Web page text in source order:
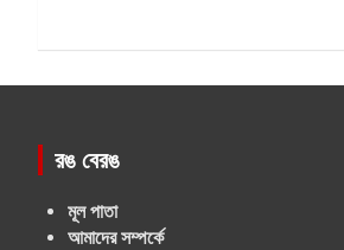
রঙ বেরঙ
মূল পাতা
আমাদের সম্পর্কে